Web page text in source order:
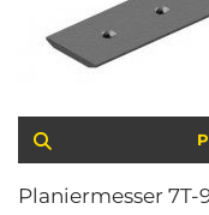
Planiermesser 7T-